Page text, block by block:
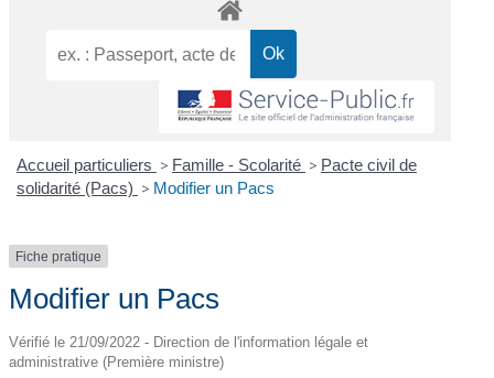
Accueil particuliers > Famille - Scolarité > Pacte civil de
solidarité (Pacs) > Modifier un Pacs
Fiche pratique
Modifier un Pacs
Vérifié le 21/09/2022 - Direction de l'information légale et
administrative (Première ministre)